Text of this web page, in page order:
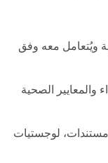
ويُتعامل معه وفق
والمعايير الصحية
مستندات، لوجستيات